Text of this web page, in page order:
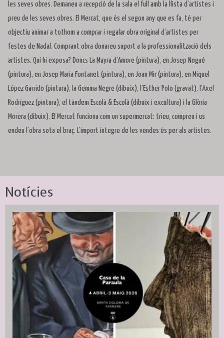
les seves obres. Demaneu a recepció de la sala el full amb la llista d’artistes i
preu de les seves obres. El Mercat, que és el segon any que es fa, té per
objectiu animar a tothom a comprar i regalar obra original d’artistes per
festes de Nadal. Comprant obra donareu suport a la professionalització dels
artistes. Qui hi exposa? Doncs La Mayra d’Amore (pintura), en Josep Nogué
(pintura), en Josep Maria Fontanet (pintura), en Joan Mir (pintura), en Miquel
López Garrido (pintura), la Gemma Negre (dibuix), l’Esther Polo (gravat), l’Axel
Rodríguez (pintura), el tàndem Escolà & Escolà (dibuix i excultura) i la Glòria
Morera (dibuix). El Mercat funciona com un supermercat: trieu, compreu i us
endeu l’obra sota el braç. L’import íntegre de les vendes és per als artistes.
Notícies